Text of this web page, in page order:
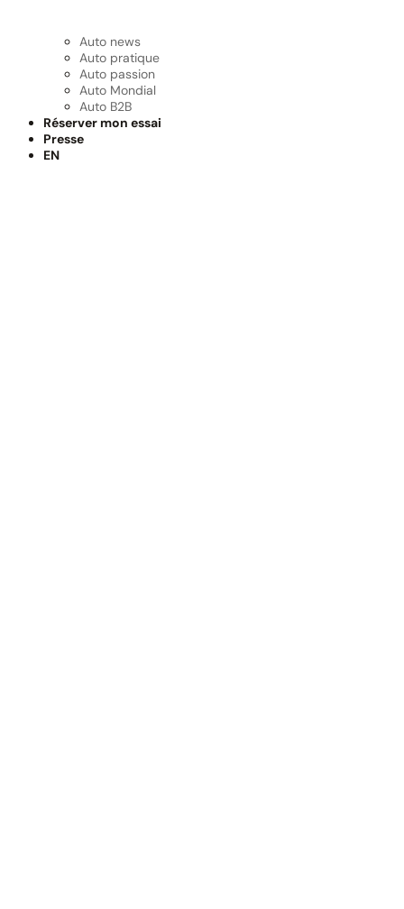
Auto news
Auto pratique
Auto passion
Auto Mondial
Auto B2B
Réserver mon essai
Presse
EN